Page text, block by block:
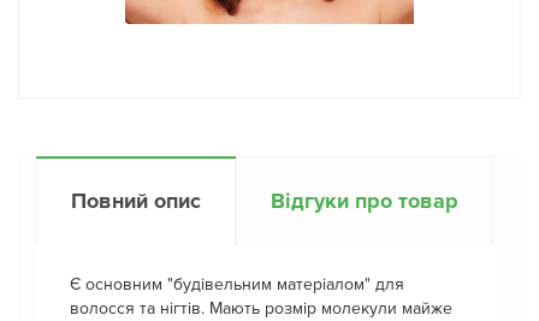
Повний опис Відгуки про товар
Є основним "будівельним матеріалом" для
волосся та нігтів. Мають розмір молекули майже